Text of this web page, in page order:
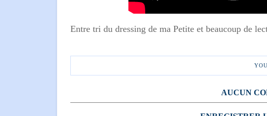
Entre tri du dressing de ma Petite et beaucoup de
AUCUN